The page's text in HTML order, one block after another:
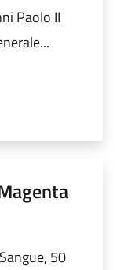
Paolo II
50